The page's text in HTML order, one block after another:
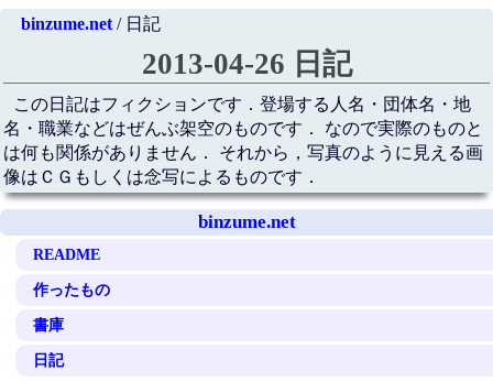
binzume.net/ 日記
2013-04-26 日記
この日記はフィクションです．登場する人名・団体名・地
名・職業などはぜんぶ架空のものです． なので実際のものと
は何も関係がありません． それから，写真のように見える画
像はＣＧもしくは念写によるものです．
binzume.net
README
作ったもの
書庫
日記